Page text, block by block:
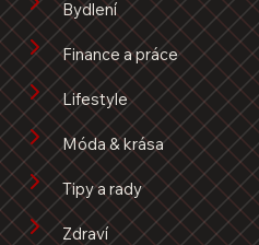
Bydlení
Finance a práce
Lifestyle
Móda & krása
Tipy a rady
Zdraví